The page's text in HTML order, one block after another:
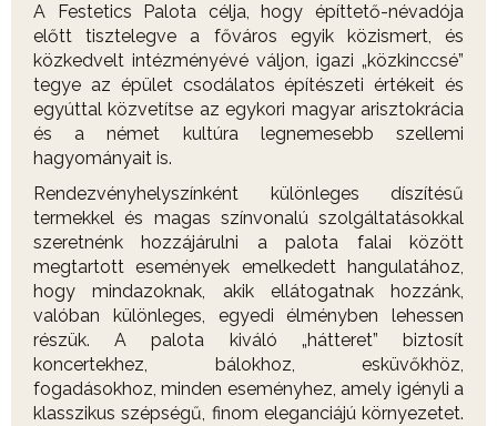
A Festetics Palota célja, hogy építtető-névadója
előtt tisztelegve a főváros egyik közismert, és
közkedvelt intézményévé váljon, igazi „közkinccsé”
tegye az épület csodálatos építészeti értékeit és
egyúttal közvetítse az egykori magyar arisztokrácia
és a német kultúra legnemesebb szellemi
hagyományait is.
Rendezvényhelyszínként különleges díszítésű
termekkel és magas színvonalú szolgáltatásokkal
szeretnénk hozzájárulni a palota falai között
megtartott események emelkedett hangulatához,
hogy mindazoknak, akik ellátogatnak hozzánk,
valóban különleges, egyedi élményben lehessen
részük. A palota kiváló „hátteret” biztosít
koncertekhez, bálokhoz, esküvőkhöz,
fogadásokhoz, minden eseményhez, amely igényli a
klasszikus szépségű, finom eleganciájú környezetet.